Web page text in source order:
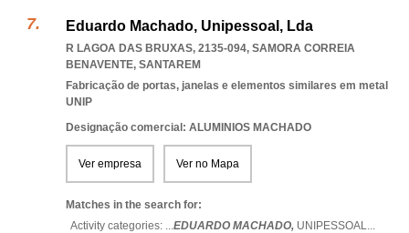
Eduardo Machado, Unipessoal, Lda
R LAGOA DAS BRUXAS, 2135-094, SAMORA CORREIA
BENAVENTE, SANTAREM
Fabricação de portas, janelas e elementos similares em metal
UNIP
Designação comercial: ALUMINIOS MACHADO
Ver empresa Ver no Mapa
Matches in the search for:
Activity categories: ...EDUARDO MACHADO, UNIPESSOAL...